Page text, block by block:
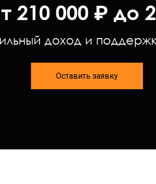
Оставить заявку
210 000 ₽ до
доход и